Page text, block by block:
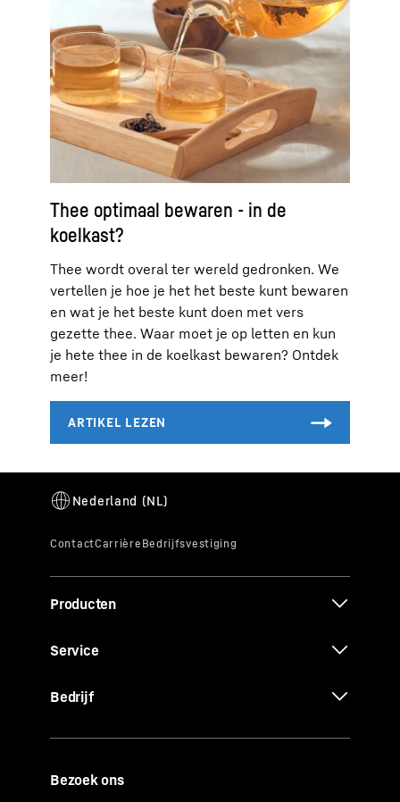
Thee optimaal bewaren - in de
koelkast?
Thee wordt overal ter wereld gedronken. We
vertellen je hoe je het het beste kunt bewaren
en wat je het beste kunt doen met vers
gezette thee. Waar moet je op letten en kun
je hete thee in de koelkast bewaren? Ontdek
meer!
Producten
Service
Bedrijf
Bezoek ons